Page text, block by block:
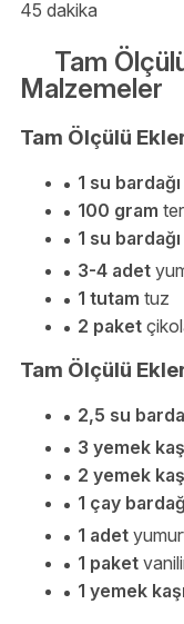
45 dakika
Tam
Malzemeler
Tam Ölçülü
1 su bardağı
100 gram
1 su bardağı
3-4 adet
1 tutam tuz
2 paket
Tam Ölçülü
2,5 su
3 yemek
2 yemek
1 çay
1 adet
1 paket
1 yemek